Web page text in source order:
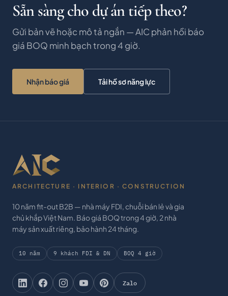
Sẵn sàng cho dự án tiếp theo?
Gửi bản vẽ hoặc mô tả ngắn — AIC phản hồi báo
giá BOQ minh bạch trong 4 giờ.
Nhận báo giá Tải hồ sơ năng lực
ARCHITECTURE · INTERIOR · CONSTRUCTION
10 năm fit-out B2B — nhà máy FDI, chuỗi bán lẻ và gia
chủ khắp Việt Nam. Báo giá BOQ trong 4 giờ, 2 nhà
máy sản xuất riêng, bảo hành 24 tháng.
10 năm 9 khách FDI & DN BOQ 4 giờ
Zalo